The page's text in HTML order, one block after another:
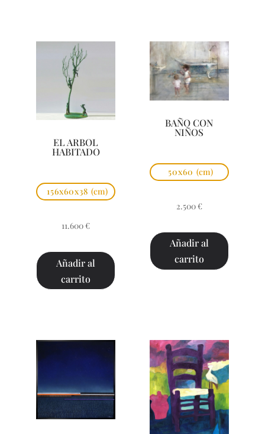
EL ARBOL
HABITADO
156x60x38 (cm)
11.600 €
Añadir al
carrito
BAÑO CON
NIÑOS
50x60 (cm)
2.500 €
Añadir al
carrito